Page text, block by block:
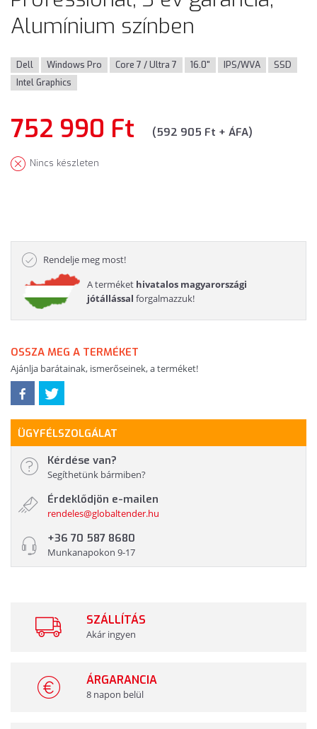
Alumínium színben
Dell Windows Pro Core 7 / Ultra 7 16.0" IPS/WVA
SSD
Intel Graphics
752 990 Ft (592 905 Ft + ÁFA)
Nincs készleten
Rendelje meg most!
A terméket hivatalos magyarországi
jótállással forgalmazzuk!
OSSZA MEG A TERMÉKET
Ajánlja barátainak, ismerőseinek, a terméket!
ÜGYFÉLSZOLGÁLAT
Kérdése van?
Segíthetünk bármiben?
Érdeklődjön e-mailen
rendeles@globaltender.hu
+36 70 587 8680
Munkanapokon 9-17
SZÁLLÍTÁS
Akár ingyen
ÁRGARANCIA
8 napon belül